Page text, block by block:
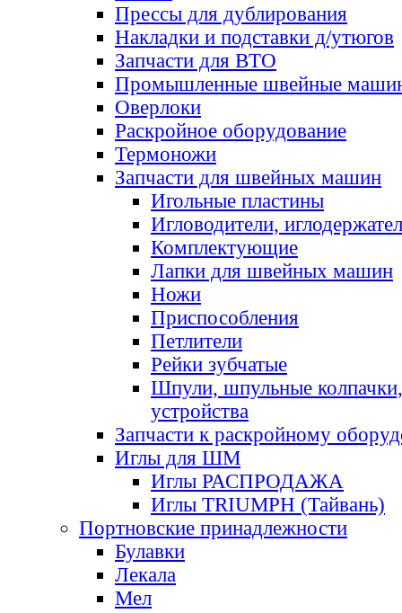
Прессы для дублирования
Накладки и подставки д/утюгов
Запчасти для ВТО
Промышленные швейные
Оверлоки
Раскройное оборудование
Термоножи
Запчасти для швейных машин
Игольные пластины
Игловодители,
Комплектующие
Лапки для швейных машин
Ножи
Приспособления
Петлители
Рейки зубчатые
Шпули, шпульные
устройства
Запчасти к раскройному
Иглы для ШМ
Иглы РАСПРОДАЖА
Иглы TRIUMPH (Тайвань)
Портновские принадлежности
Булавки
Лекала
Мел